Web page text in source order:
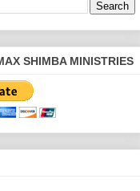
SHIMBA MINISTRIES